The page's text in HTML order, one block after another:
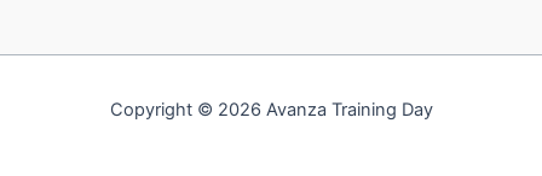
Copyright © 2026 Avanza Training Day